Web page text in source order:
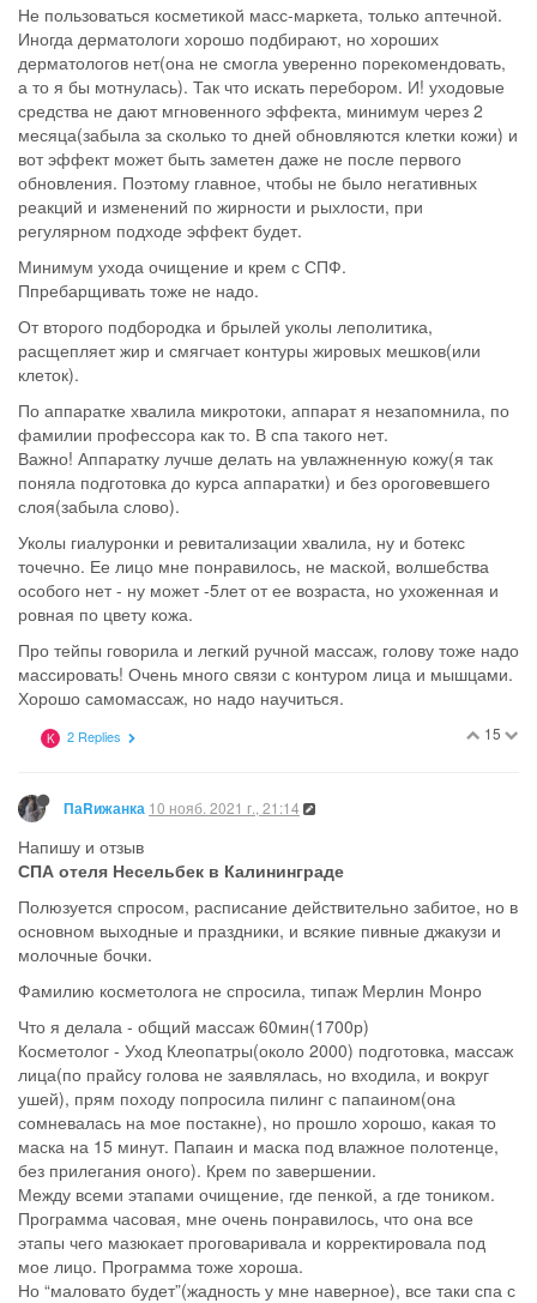
Не пользоваться косметикой масс-маркета, только аптечной.
Иногда дерматологи хорошо подбирают, но хороших
дерматологов нет(она не смогла уверенно порекомендовать,
а то я бы мотнулась). Так что искать перебором. И! уходовые
средства не дают мгновенного эффекта, минимум через 2
месяца(забыла за сколько то дней обновляются клетки кожи) и
вот эффект может быть заметен даже не после первого
обновления. Поэтому главное, чтобы не было негативных
реакций и изменений по жирности и рыхлости, при
регулярном подходе эффект будет.
Минимум ухода очищение и крем с СПФ.
Ппребарщивать тоже не надо.
От второго подбородка и брылей уколы леполитика,
расщепляет жир и смягчает контуры жировых мешков(или
клеток).
По аппаратке хвалила микротоки, аппарат я незапомнила, по
фамилии профессора как то. В спа такого нет.
Важно! Аппаратку лучше делать на увлажненную кожу(я так
поняла подготовка до курса аппаратки) и без ороговевшего
слоя(забыла слово).
Уколы гиалуронки и ревитализации хвалила, ну и ботекс
точечно. Ее лицо мне понравилось, не маской, волшебства
особого нет - ну может -5лет от ее возраста, но ухоженная и
ровная по цвету кожа.
Про тейпы говорила и легкий ручной массаж, голову тоже надо
массировать! Очень много связи с контуром лица и мышцами.
Хорошо самомассаж, но надо научиться.
15
K 2 Replies
ПаRижанка 10 нояб. 2021 г., 21:14
Напишу и отзыв
СПА отеля Несельбек в Калининграде
Полюзуется спросом, расписание действительно забитое, но в
основном выходные и праздники, и всякие пивные джакузи и
молочные бочки.
Фамилию косметолога не спросила, типаж Мерлин Монро
Что я делала - общий массаж 60мин(1700р)
Косметолог - Уход Клеопатры(около 2000) подготовка, массаж
лица(по прайсу голова не заявлялась, но входила, и вокруг
ушей), прям походу попросила пилинг с папаином(она
сомневалась на мое постакне), но прошло хорошо, какая то
маска на 15 минут. Папаин и маска под влажное полотенце,
без прилегания оного). Крем по завершении.
Между всеми этапами очищение, где пенкой, а где тоником.
Программа часовая, мне очень понравилось, что она все
этапы чего мазюкает проговаривала и корректировала под
мое лицо. Программа тоже хороша.
Но “маловато будет”(жадность у мне наверное), все таки спа с